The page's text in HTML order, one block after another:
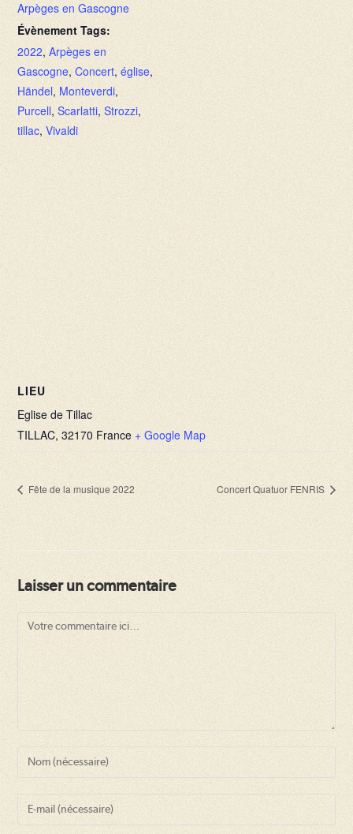
Arpèges en Gascogne
Évènement Tags:
2022,Arpèges en
Gascogne,Concert,église,
Händel, Monteverdi,
Purcell,Scarlatti,Strozzi,
tillac,Vivaldi
LIEU
Eglise de Tillac
TILLAC, 32170 France + Google Map
Fête de la musique 2022 Concert Quatuor FENRIS
Laisser un commentaire
Comment
Enter
your
name
Enter
your